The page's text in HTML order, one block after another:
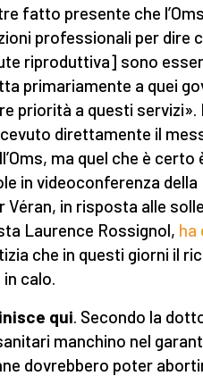
fatto presente che
professionali per dire
riproduttiva] sono
primariamente a quei
priorità a questi servizi».
direttamente il
ma quel che è certo
in videoconferenza
Véran, in risposta alle
Laurence Rossignol, ha
che in questi giorni il
calo.
qui. Secondo la
manchino nel
dovrebbero poter